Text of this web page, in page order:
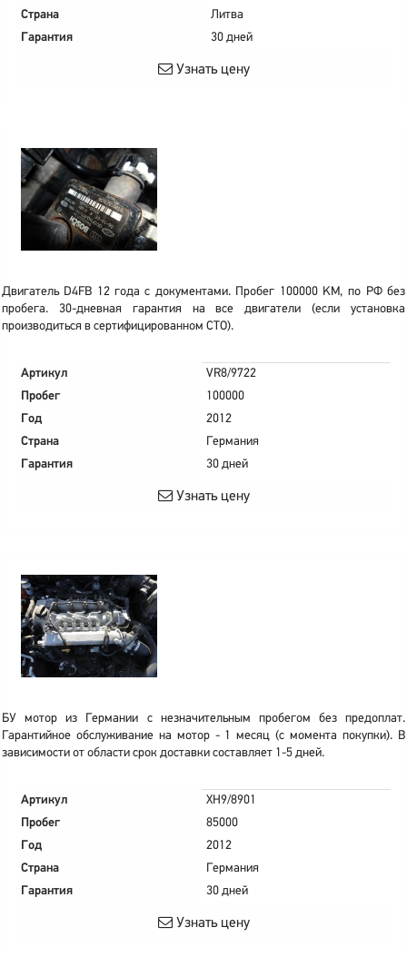
Страна
Литва
Гарантия
30 дней
Узнать цену
Двигатель D4FB 12 года с документами. Пробег 100000 KM, по РФ без
пробега. 30-дневная гарантия на все двигатели (если установка
производиться в сертифицированном СТО).
Артикул
VR8/9722
Пробег
100000
Год
2012
Страна
Германия
Гарантия
30 дней
Узнать цену
БУ мотор из Германии с незначительным пробегом без предоплат.
Гарантийное обслуживание на мотор - 1 месяц (с момента покупки). В
зависимости от области срок доставки составляет 1-5 дней.
Артикул
XH9/8901
Пробег
85000
Год
2012
Страна
Германия
Гарантия
30 дней
Узнать цену